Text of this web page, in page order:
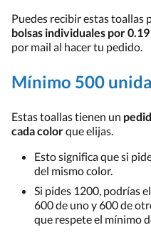
Puedes recibir estas toallas
bolsas individuales por
por mail al hacer tu pedido.
Mínimo 500
Estas toallas tienen un
cada colorque elijas.
Esto significa que si
del mismo color.
Si pides 1200, podrías
600 de uno y 600 de
que respete el mínimo